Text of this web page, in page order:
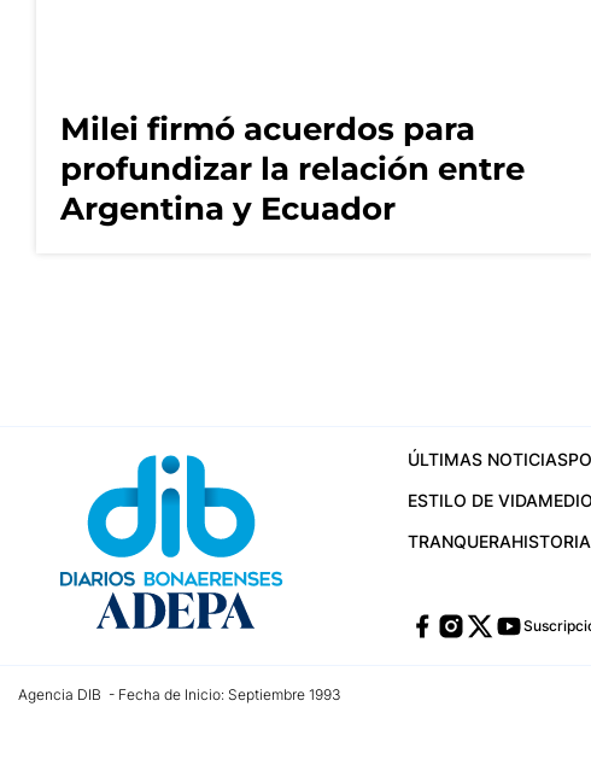
Milei firmó acuerdos para
profundizar la relación entre
Argentina y Ecuador
ÚLTIMAS NOTICIAS
ESTILO DE VIDA
TRANQUERAHISTORIA
Agencia DIB - Fecha de Inicio: Septiembre 1993